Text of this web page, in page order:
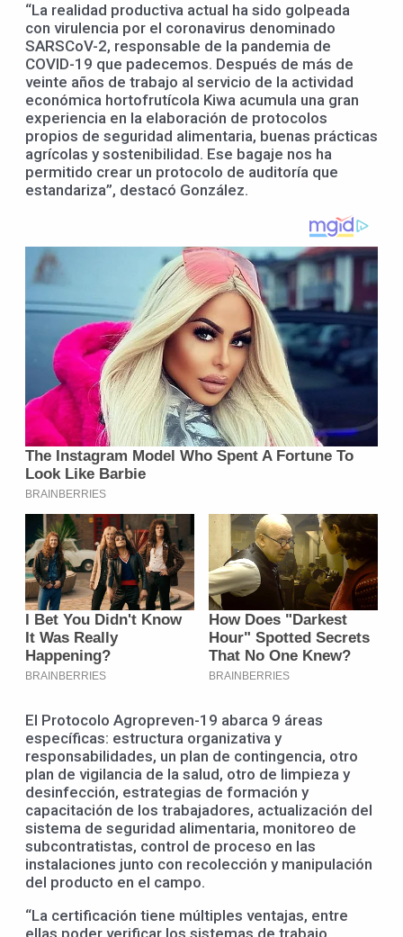
“La realidad productiva actual ha sido golpeada
con virulencia por el coronavirus denominado
SARSCoV-2, responsable de la pandemia de
COVID-19 que padecemos. Después de más de
veinte años de trabajo al servicio de la actividad
económica hortofrutícola Kiwa acumula una gran
experiencia en la elaboración de protocolos
propios de seguridad alimentaria, buenas prácticas
agrícolas y sostenibilidad. Ese bagaje nos ha
permitido crear un protocolo de auditoría que
estandariza”, destacó González.
El Protocolo Agropreven-19 abarca 9 áreas
específicas: estructura organizativa y
responsabilidades, un plan de contingencia, otro
plan de vigilancia de la salud, otro de limpieza y
desinfección, estrategias de formación y
capacitación de los trabajadores, actualización del
sistema de seguridad alimentaria, monitoreo de
subcontratistas, control de proceso en las
instalaciones junto con recolección y manipulación
del producto en el campo.
“La certificación tiene múltiples ventajas, entre
ellas poder verificar los sistemas de trabajo